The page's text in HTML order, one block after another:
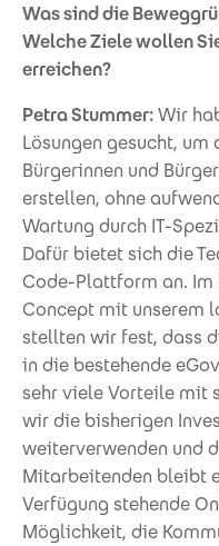
Was sind die
Welche Ziele wollen
erreichen?
Petra Stummer:Wir
Lösungen gesucht,
Bürgerinnen und
erstellen, ohne
Wartung durch IT-
Dafür bietet sich die
Code-Plattform an. Im
Concept mit unserem
stellten wir fest, dass
in die bestehende
sehr viele Vorteile mit
wir die bisherigen
weiterverwenden und
Mitarbeitenden bleibt
Verfügung stehende
Möglichkeit, die